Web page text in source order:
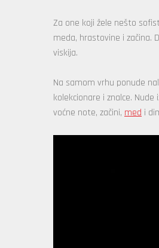
Za one koji žele nešto
meda, hrastovine i začina.
viskija.
Na samom vrhu ponude
kolekcionare i znalce.
voćne note, začini, med i